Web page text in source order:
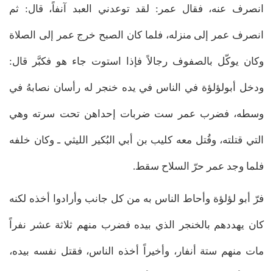
انصرف عنه، فقال عمر:‌ لقد توعدني العبد آنفاً، قال: ثم
انصرف عمر إلى منزله، فلما كان الصبح خرج عمر إلى الصلاة
وكان يوكّل بالصفوف رجالاً فإذا استوت جاء هو فكبَّر قال:
ودخل أبولؤلؤة في الناس في يده خنجر له رأسان نصابهُ في
وسطه، فضرب عمر ست ضربات إحداهن تحت سرته وهي
التي قتلته، وقُتل معه كليب بن أبي البُكير الليثي ـ وكان خلفه
فلما وجد عمر حرّ السلاح سقط.
فرّ أبو لؤلؤة وأحاط الناس به من كل جانب وأرادوا أخذه لكنه
كان يهددهم بالخنجر الذي بيده فضرب منهم ثلاثة عشر نفراً
مات منهم ستة أنفار، وأخيراً أخذه الناس، فقتل نفسه بيده،